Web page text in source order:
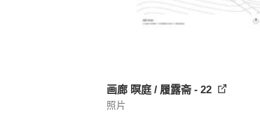
画廊 暝庭 / 履露斋 - 22
照片